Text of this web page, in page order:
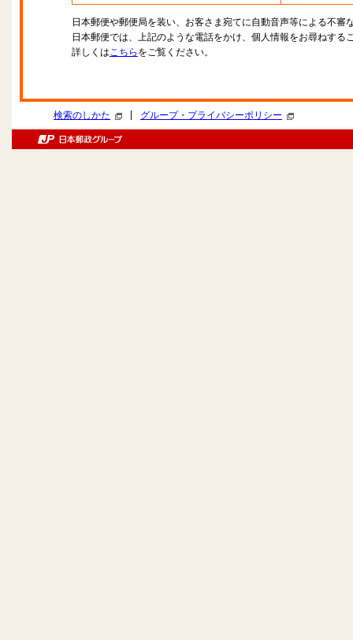
日本郵便や郵便局を装い、お客さま宛てに自動音声等による不審
日本郵便では、上記のような電話をかけ、個人情報をお尋ねする
詳しくはこちら をご覧ください。
検索のしかた グループ・プライバシーポリシー